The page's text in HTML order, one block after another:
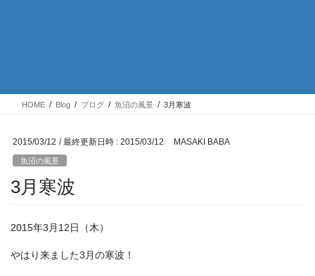
HOME Blog ブログ 魚沼の風景 3月寒波
2015/03/12 / 最終更新日時 : 2015/03/12 MASAKI BABA
魚沼の風景
3月寒波
2015年3月12日（木）
やはり来ました3月の寒波！